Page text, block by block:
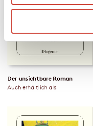
Der unsichtbare Roman
Auch erhältlich als